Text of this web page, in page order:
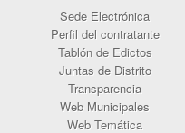
Sede Electrónica
Perfil del contratante
Tablón de Edictos
Juntas de Distrito
Transparencia
Web Municipales
Web Temática